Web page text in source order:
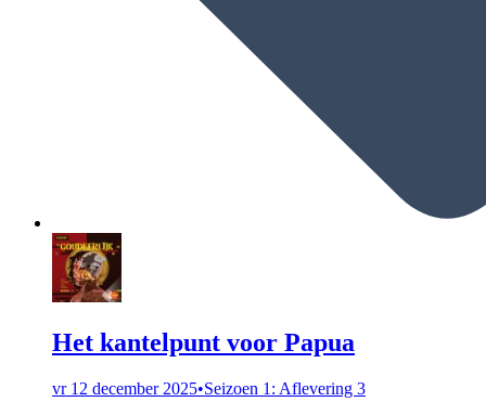
Het kantelpunt voor Papua
vr 12 december 2025•Seizoen 1: Aflevering 3